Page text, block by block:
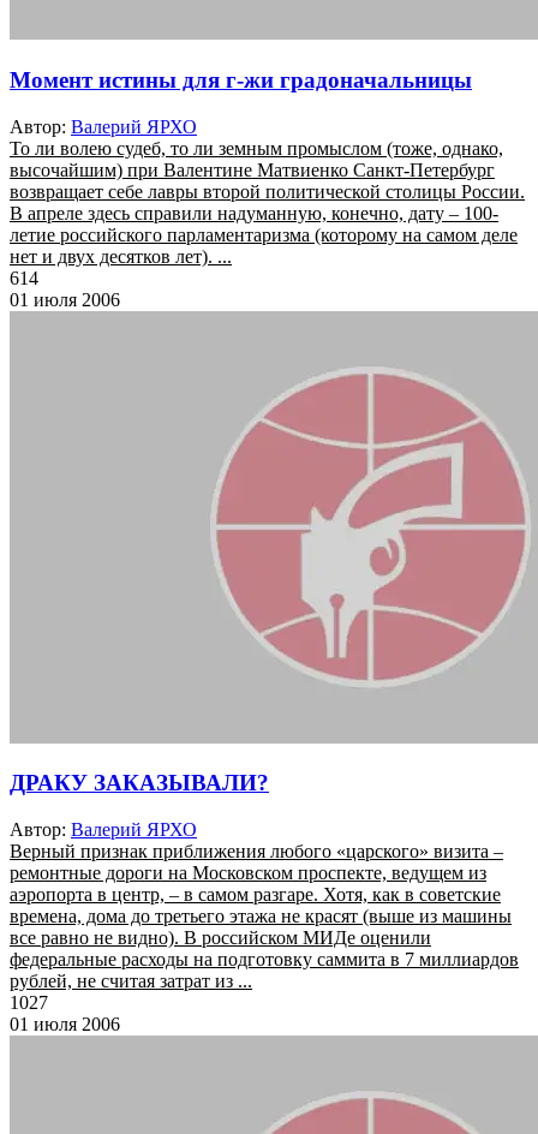
Момент истины для г-жи градоначальницы
Автор: Валерий ЯРХО
То ли волею судеб, то ли земным промыслом (тоже, однако,
высочайшим) при Валентине Матвиенко Санкт-Петербург
возвращает себе лавры второй политической столицы России.
В апреле здесь справили надуманную, конечно, дату – 100-
летие российского парламентаризма (которому на самом деле
нет и двух десятков лет). ...
614
01 июля 2006
ДРАКУ ЗАКАЗЫВАЛИ?
Автор: Валерий ЯРХО
Верный признак приближения любого «царского» визита –
ремонтные дороги на Московском проспекте, ведущем из
аэропорта в центр, – в самом разгаре. Хотя, как в советские
времена, дома до третьего этажа не красят (выше из машины
все равно не видно). В российском МИДе оценили
федеральные расходы на подготовку саммита в 7 миллиардов
рублей, не считая затрат из ...
1027
01 июля 2006